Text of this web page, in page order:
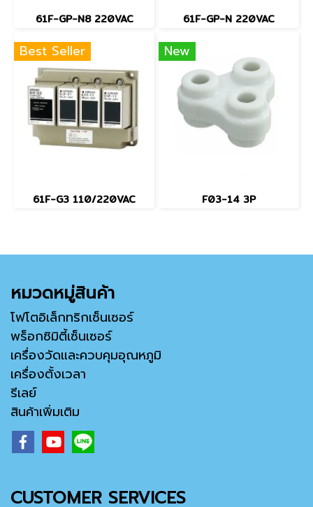
61F-GP-N8 220VAC 61F-GP-N 220VAC
Best Seller
61F-G3 110/220VAC
New
F03-14 3P
หมวดหมู่สินค้า
โฟโตอิเล็กทริกเซ็นเซอร์
พร็อกซิมิตี้เซ็นเซอร์
เครื่องวัดและควบคุมอุณหภูมิ
เครื่องตั้งเวลา
รีเลย์
สินค้าเพิ่มเติม
CUSTOMER SERVICES